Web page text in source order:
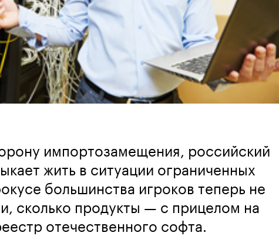
импортозамещения, российский
жить в ситуации ограниченных
большинства игроков теперь не
сколько продукты — с прицелом на
отечественного софта.